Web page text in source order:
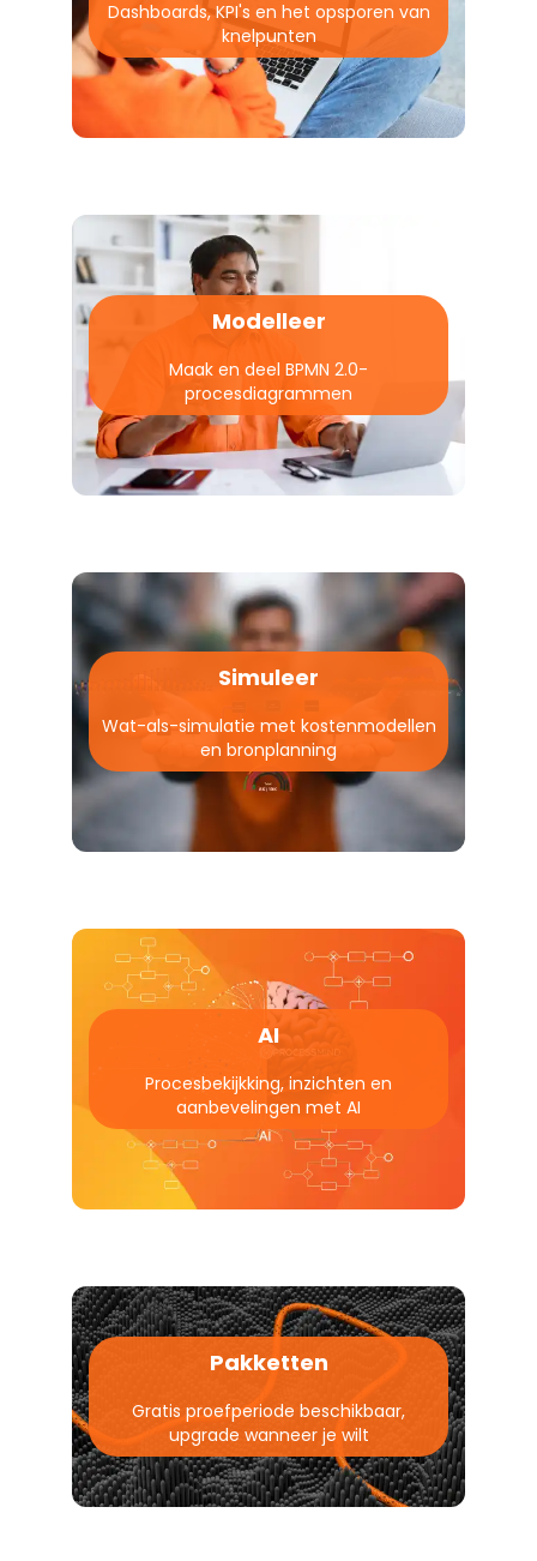
Dashboards, KPI's en het opsporen van
knelpunten
Modelleer
Maak en deel BPMN 2.0-
procesdiagrammen
Simuleer
Wat-als-simulatie met kostenmodellen
en bronplanning
AI
Procesbekijkking, inzichten en
aanbevelingen met AI
Pakketten
Gratis proefperiode beschikbaar,
upgrade wanneer je wilt